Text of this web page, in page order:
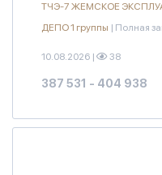
ТЧЭ-7 ЖЕМСКОЕ
ДЕПО 1 группы | Полная
10.08.2026 | 38
387 531 - 404 938